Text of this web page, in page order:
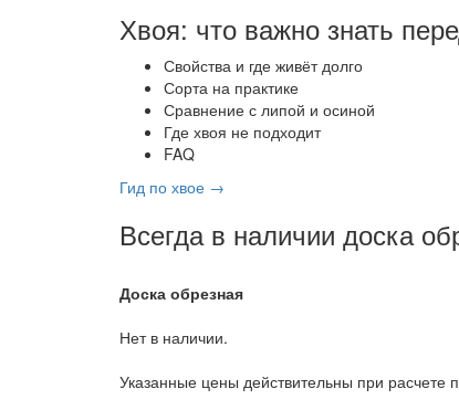
Хвоя: что важно знать
Свойства и где живёт долго
Сорта на практике
Сравнение с липой и осиной
Где хвоя не подходит
FAQ
Гид по хвое →
Всегда в наличии доска
Доска обрезная
Нет в наличии.
Указанные цены действительны при расчете